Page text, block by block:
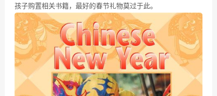
孩子购置相关书籍，最好的春节礼物莫过于此。